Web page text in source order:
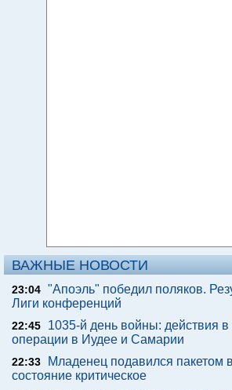
ВАЖНЫЕ НОВОСТИ
23:04 "Апоэль" победил поляков.
Лиги конференций
22:45
1035-й день войны: действия
операции в Иудее и Самарии
22:33
Младенец подавился пакетом
состояние критическое